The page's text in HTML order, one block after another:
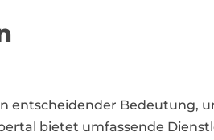
entscheidender Bedeutung,
bietet umfassende